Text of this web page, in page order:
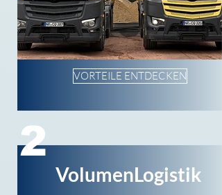
VORTEILE ENTDECKEN
VolumenLogistik
2